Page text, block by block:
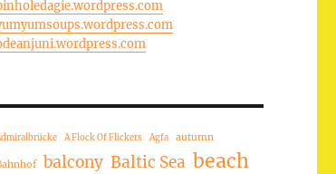
A Flock Of Flickers Agfa autumn
balcony Baltic Sea beach